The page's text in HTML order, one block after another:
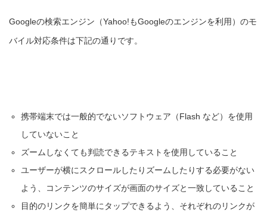
Googleの検索エンジン（Yahoo!もGoogleのエンジンを利用）のモ
バイル対応条件は下記の通りです。
携帯端末では一般的でないソフトウェア（Flash など）を使用
していないこと
ズームしなくても判読できるテキストを使用していること
ユーザーが横にスクロールしたりズームしたりする必要がない
よう、コンテンツのサイズが画面のサイズと一致していること
目的のリンクを簡単にタップできるよう、それぞれのリンクが